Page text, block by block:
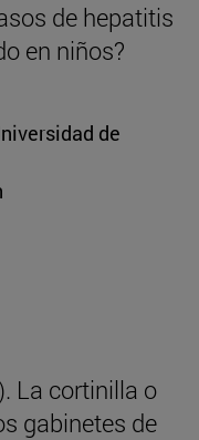
de hepatitis
en niños?
de
La cortinilla o
gabinetes de